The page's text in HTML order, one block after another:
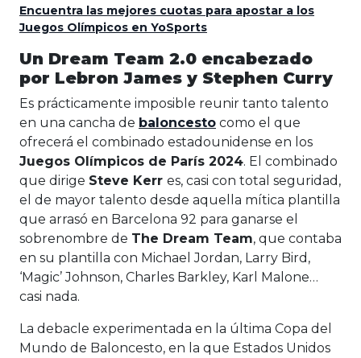
Encuentra las mejores cuotas para apostar a los
Juegos Olímpicos en YoSports
Un Dream Team 2.0 encabezado
por Lebron James y Stephen Curry
Es prácticamente imposible reunir tanto talento
en una cancha de baloncesto como el que
ofrecerá el combinado estadounidense en los
Juegos Olímpicos de París 2024. El combinado
que dirige Steve Kerr es, casi con total seguridad,
el de mayor talento desde aquella mítica plantilla
que arrasó en Barcelona 92 para ganarse el
sobrenombre de The Dream Team, que contaba
en su plantilla con Michael Jordan, Larry Bird,
‘Magic’ Johnson, Charles Barkley, Karl Malone…
casi nada.
La debacle experimentada en la última Copa del
Mundo de Baloncesto, en la que Estados Unidos